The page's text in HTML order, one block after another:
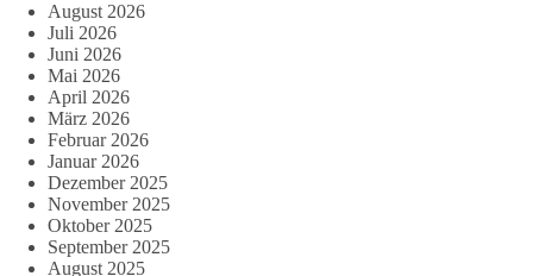
August 2026
Juli 2026
Juni 2026
Mai 2026
April 2026
März 2026
Februar 2026
Januar 2026
Dezember 2025
November 2025
Oktober 2025
September 2025
August 2025